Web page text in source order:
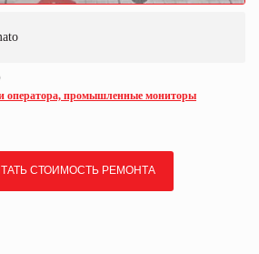
оператора, промышленные мониторы
СТОИМОСТЬ РЕМОНТА